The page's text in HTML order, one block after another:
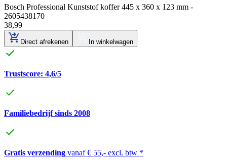
Bosch Professional Kunststof koffer 445 x 360 x 123 mm -
2605438170
38,99
Direct afrekenen In winkelwagen
Trustscore: 4,6/5
Familiebedrijf sinds 2008
Gratis verzending vanaf € 55,- excl. btw *